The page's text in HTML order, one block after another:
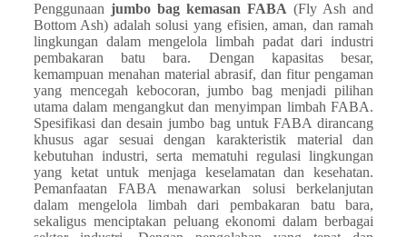
Penggunaan jumbo bag kemasan FABA (Fly Ash and
Bottom Ash) adalah solusi yang efisien, aman, dan ramah
lingkungan dalam mengelola limbah padat dari industri
pembakaran batu bara. Dengan kapasitas besar,
kemampuan menahan material abrasif, dan fitur pengaman
yang mencegah kebocoran, jumbo bag menjadi pilihan
utama dalam mengangkut dan menyimpan limbah FABA.
Spesifikasi dan desain jumbo bag untuk FABA dirancang
khusus agar sesuai dengan karakteristik material dan
kebutuhan industri, serta mematuhi regulasi lingkungan
yang ketat untuk menjaga keselamatan dan kesehatan.
Pemanfaatan FABA menawarkan solusi berkelanjutan
dalam mengelola limbah dari pembakaran batu bara,
sekaligus menciptakan peluang ekonomi dalam berbagai